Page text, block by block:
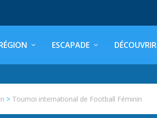
ESCAPADE DÉCOUVRIR
> Tournoi international de Football Féminin